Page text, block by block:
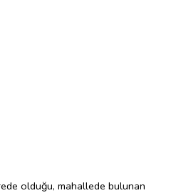
olduğu, mahallede bulunan